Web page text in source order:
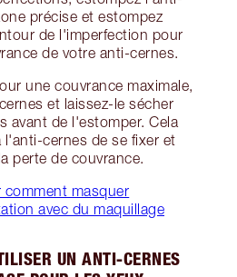
précise et estompez
de l'imperfection pour
de votre anti-cernes.
une couvrance maximale,
et laissez-le sécher
avant de l'estomper. Cela
l'anti-cernes de se fixer et
perte de couvrance.
comment masquer
avec du maquillage
UN ANTI-CERNES